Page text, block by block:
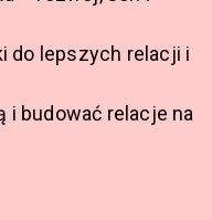
do lepszych relacji i
i budować relacje na